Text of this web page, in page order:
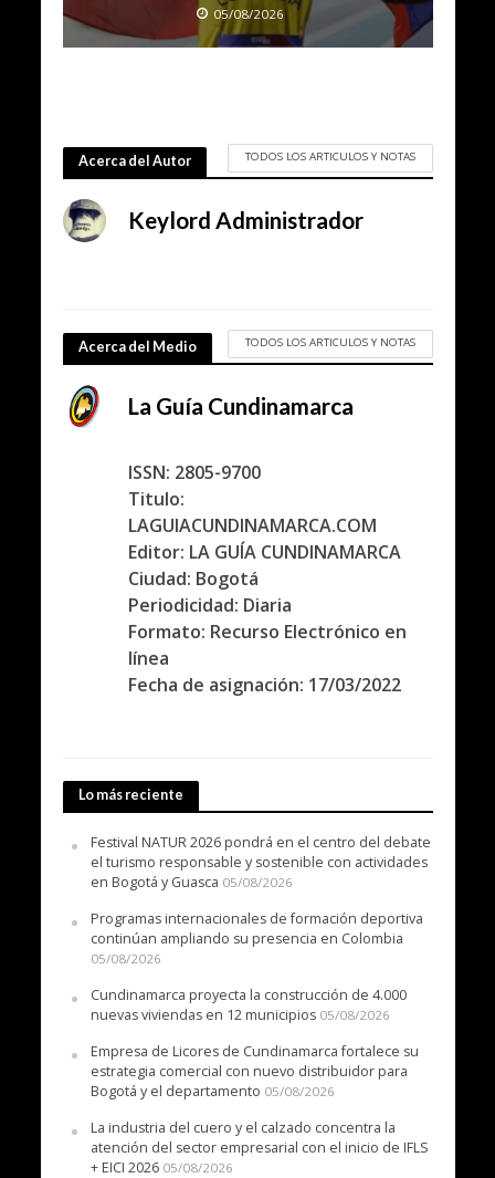
05/08/2026
Acerca del Autor TODOS LOS ARTICULOS Y NOTAS
Keylord Administrador
Acerca del Medio TODOS LOS ARTICULOS Y NOTAS
La Guía Cundinamarca
ISSN: 2805-9700
Titulo:
LAGUIACUNDINAMARCA.COM
Editor: LA GUÍA CUNDINAMARCA
Ciudad: Bogotá
Periodicidad: Diaria
Formato: Recurso Electrónico en
línea
Fecha de asignación: 17/03/2022
Lo más reciente
Festival NATUR 2026 pondrá en el centro del debate
el turismo responsable y sostenible con actividades
en Bogotá y Guasca 05/08/2026
Programas internacionales de formación deportiva
continúan ampliando su presencia en Colombia
05/08/2026
Cundinamarca proyecta la construcción de 4.000
nuevas viviendas en 12 municipios 05/08/2026
Empresa de Licores de Cundinamarca fortalece su
estrategia comercial con nuevo distribuidor para
Bogotá y el departamento 05/08/2026
La industria del cuero y el calzado concentra la
atención del sector empresarial con el inicio de IFLS
+ EICI 2026 05/08/2026